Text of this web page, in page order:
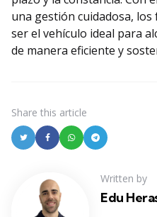
una gestión cuidadosa,
ser el vehículo ideal para
de manera eficiente y
Share this article
Written by
Edu